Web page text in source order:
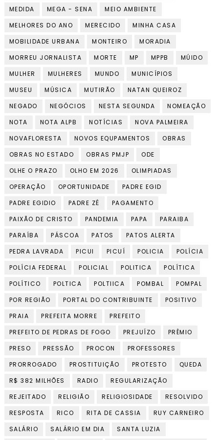
MEDIDA
MEGA - SENA
MEIO AMBIENTE
MELHORES DO ANO
MERECIDO
MINHA CASA
MOBILIDADE URBANA
MONTEIRO
MORADIA
MORREU JORNALISTA
MORTE MP MPPB
MÚIDO
MULHER
MULHERES MUNDO
MUNICÍPIOS
MUSEU
MÚSICA MUTIRÃO
NATAN QUEIROZ
NEGADO
NEGÓCIOS NESTA SEGUNDA
NOMEAÇÃO
NOTA
NOTA ALPB NOTÍCIAS
NOVA PALMEIRA
NOVAFLORESTA
NOVOS EQUPAMENTOS
OBRAS
OBRAS NO ESTADO
OBRAS PMJP
ODE
OLHE O PRAZO
OLHO EM 2026
OLIMPIADAS
OPERAÇÃO
OPORTUNIDADE
PADRE EGID
PADRE EGIDIO
PADRE ZÉ
PAGAMENTO
PAIXÃO DE CRISTO
PANDEMIA PAPA
PARAIBA
PARAÍBA
PÁSCOA PATOS
PATOS ALERTA
PEDRA LAVRADA
PICUI PICUÍ POLICIA
POLÍCIA
POLÍCIA FEDERAL
POLICIAL POLITICA
POLÍTICA
POLÍTICO
POLTICA POLTIICA POMBAL
POMPAL
POR REGIÃO
PORTAL DO CONTRIBUINTE
POSITIVO
PRAIA
PREFEITA MORRE
PREFEITO
PREFEITO DE PEDRAS DE FOGO
PREJUÍZO
PRÊMIO
PRESO
PRESSÃO PROCON
PROFESSORES
PRORROGADO
PROSTITUIÇÃO PROTESTO
QUEDA
R$ 382 MILHÕES
RADIO
REGULARIZAÇÃO
REJEITADO
RELIGIÃO RELIGIOSIDADE
RESOLVIDO
RESPOSTA
RICO RITA DE CASSIA
RUY CARNEIRO
SALÁRIO
SALÁRIO EM DIA
SANTA LUZIA